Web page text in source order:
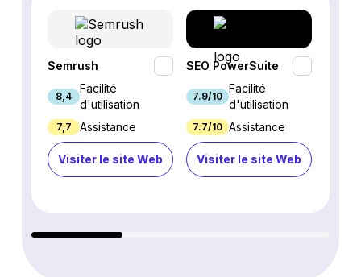
Semrush
8,4
Facilité
d'utilisation
7,7 Assistance
Visiter le site Web
SEO PowerSuite
7.9/10
Facilité
d'utilisation
7.7/10 Assistance
Visiter le site Web